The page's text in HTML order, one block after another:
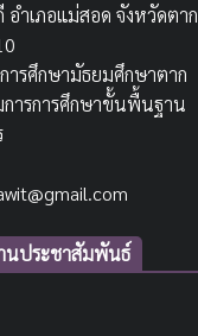
ำเภอแม่สอด จังหวัดตาก
รศึกษามัธยมศึกษาตาก
ารการศึกษาขั้นพื้นฐาน
นประชาสัมพันธ์